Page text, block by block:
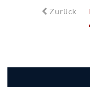
Zurück